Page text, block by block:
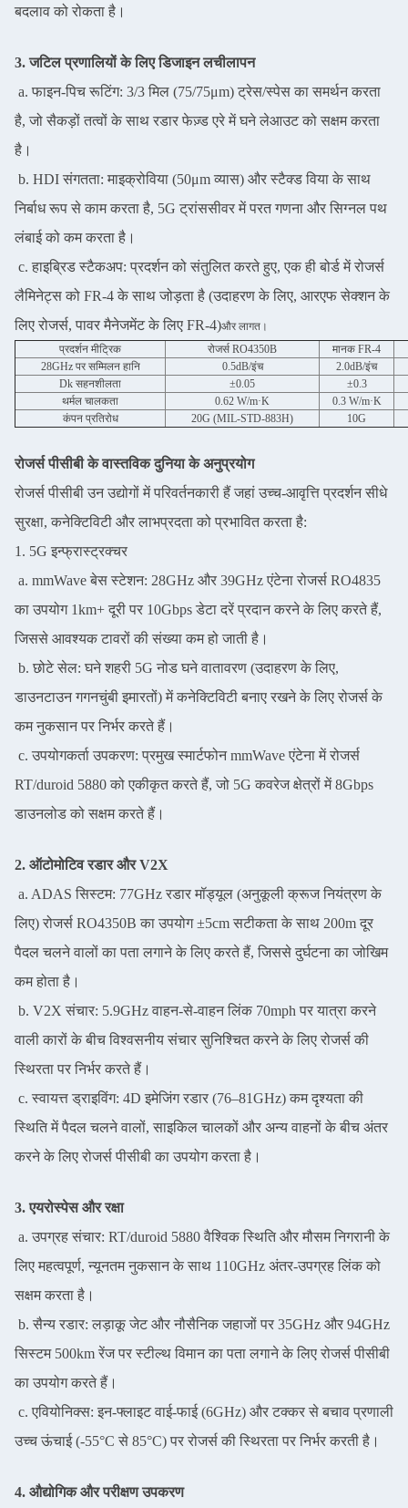
बदलाव को रोकता है।
3. जटिल प्रणालियों के लिए डिजाइन लचीलापन
a. फाइन-पिच रूटिंग: 3/3 मिल (75/75μm) ट्रेस/स्पेस का समर्थन करता
है, जो सैकड़ों तत्वों के साथ रडार फेज़्ड एरे में घने लेआउट को सक्षम करता
है।
b. HDI संगतता: माइक्रोविया (50μm व्यास) और स्टैक्ड विया के साथ
निर्बाध रूप से काम करता है, 5G ट्रांससीवर में परत गणना और सिग्नल पथ
लंबाई को कम करता है।
c. हाइब्रिड स्टैकअप: प्रदर्शन को संतुलित करते हुए, एक ही बोर्ड में रोजर्स
लैमिनेट्स को FR-4 के साथ जोड़ता है (उदाहरण के लिए, आरएफ सेक्शन के
लिए रोजर्स, पावर मैनेजमेंट के लिए FR-4)और लागत।
प्रदर्शन मीट्रिक
रोजर्स RO4350B
मानक FR-4
28GHz पर सम्मिलन हानि
0.5dB/इंच
2.0dB/इंच
Dk सहनशीलता
±0.05
±0.3
थर्मल चालकता
0.62 W/m·K
0.3 W/m·K
कंपन प्रतिरोध
20G (MIL-STD-883H) 10G
रोजर्स पीसीबी के वास्तविक दुनिया के अनुप्रयोग
रोजर्स पीसीबी उन उद्योगों में परिवर्तनकारी हैं जहां उच्च-आवृत्ति प्रदर्शन सीधे
सुरक्षा, कनेक्टिविटी और लाभप्रदता को प्रभावित करता है:
1. 5G इन्फ्रास्ट्रक्चर
a. mmWave बेस स्टेशन: 28GHz और 39GHz एंटेना रोजर्स RO4835
का उपयोग 1km+ दूरी पर 10Gbps डेटा दरें प्रदान करने के लिए करते हैं,
जिससे आवश्यक टावरों की संख्या कम हो जाती है।
b. छोटे सेल: घने शहरी 5G नोड घने वातावरण (उदाहरण के लिए,
डाउनटाउन गगनचुंबी इमारतों) में कनेक्टिविटी बनाए रखने के लिए रोजर्स के
कम नुकसान पर निर्भर करते हैं।
c. उपयोगकर्ता उपकरण: प्रमुख स्मार्टफोन mmWave एंटेना में रोजर्स
RT/duroid 5880 को एकीकृत करते हैं, जो 5G कवरेज क्षेत्रों में 8Gbps
डाउनलोड को सक्षम करते हैं।
2. ऑटोमोटिव रडार और V2X
a. ADAS सिस्टम: 77GHz रडार मॉड्यूल (अनुकूली क्रूज नियंत्रण के
लिए) रोजर्स RO4350B का उपयोग ±5cm सटीकता के साथ 200m दूर
पैदल चलने वालों का पता लगाने के लिए करते हैं, जिससे दुर्घटना का जोखिम
कम होता है।
b. V2X संचार: 5.9GHz वाहन-से-वाहन लिंक 70mph पर यात्रा करने
वाली कारों के बीच विश्वसनीय संचार सुनिश्चित करने के लिए रोजर्स की
स्थिरता पर निर्भर करते हैं।
c. स्वायत्त ड्राइविंग: 4D इमेजिंग रडार (76–81GHz) कम दृश्यता की
स्थिति में पैदल चलने वालों, साइकिल चालकों और अन्य वाहनों के बीच अंतर
करने के लिए रोजर्स पीसीबी का उपयोग करता है।
3. एयरोस्पेस और रक्षा
a. उपग्रह संचार: RT/duroid 5880 वैश्विक स्थिति और मौसम निगरानी के
लिए महत्वपूर्ण, न्यूनतम नुकसान के साथ 110GHz अंतर-उपग्रह लिंक को
सक्षम करता है।
b. सैन्य रडार: लड़ाकू जेट और नौसैनिक जहाजों पर 35GHz और 94GHz
सिस्टम 500km रेंज पर स्टील्थ विमान का पता लगाने के लिए रोजर्स पीसीबी
का उपयोग करते हैं।
c. एवियोनिक्स: इन-फ्लाइट वाई-फाई (6GHz) और टक्कर से बचाव प्रणाली
उच्च ऊंचाई (-55°C से 85°C) पर रोजर्स की स्थिरता पर निर्भर करती है।
4. औद्योगिक और परीक्षण उपकरण